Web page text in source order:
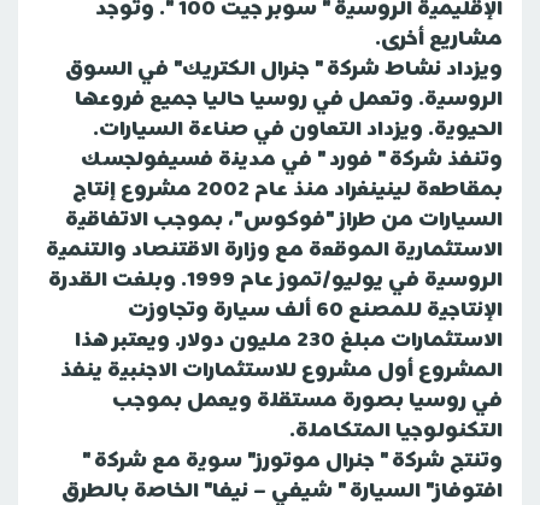
الإقليمية الروسية " سوبر جيت 100 ". وتوجد
مشاريع أخرى.
ويزداد نشاط شركة " جنرال الكتريك" في السوق
الروسية. وتعمل في روسيا حاليا جميع فروعها
الحيوية. ويزداد التعاون في صناعة السيارات.
وتنفذ شركة " فورد " في مدينة فسيفولجسك
بمقاطعة لينينغراد منذ عام 2002 مشروع إنتاج
السيارات من طراز "فوكوس"، بموجب الاتفاقية
الاستثمارية الموقعة مع وزارة الاقتنصاد والتنمية
الروسية في يوليو/تموز عام 1999. وبلغت القدرة
الإنتاجية للمصنع 60 ألف سيارة وتجاوزت
الاستثمارات مبلغ 230 مليون دولار. ويعتبر هذا
المشروع أول مشروع للاستثمارات الاجنبية ينفذ
في روسيا بصورة مستقلة ويعمل بموجب
التكنولوجيا المتكاملة.
وتنتج شركة " جنرال موتورز" سوية مع شركة "
افتوفاز" السيارة " شيفي – نيفا" الخاصة بالطرق